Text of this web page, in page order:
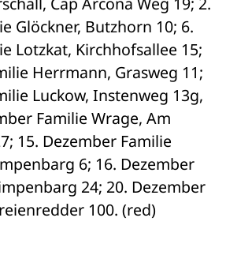
Glöckner, Butzhorn 10; 6.
Lotzkat, Kirchhofsallee 15;
Herrmann, Grasweg 11;
Luckow, Instenweg 13g,
Familie Wrage, Am
15. Dezember Familie
6; 16. Dezember
24; 20. Dezember
100. (red)